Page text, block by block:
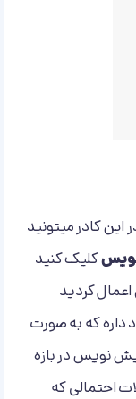
کادر میتونید
کلیک کنید
اعمال کردید
داره که به صورت
نویس در بازه
احتمالی که